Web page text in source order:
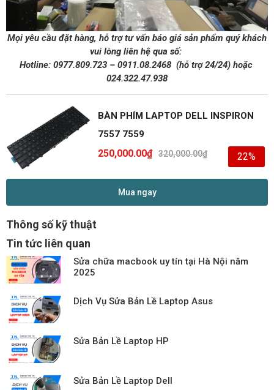
Mọi yêu cầu đặt hàng, hỗ trợ tư vấn báo giá sản phẩm quý khách
vui lòng liên hệ qua số:
Hotline: 0977.809.723– 0911.08.2468 (hỗ trợ 24/24)hoặc
024.322.47.938
BÀN PHÍM LAPTOP DELL INSPIRON
7557 7559
320,000.00₫
250,000.00₫ 22%
Mua ngay
Thông số kỹ thuật
Tin tức liên quan
Sửa chữa macbook uy tín tại Hà Nội năm
2025
Dịch Vụ Sửa Bản Lề Laptop Asus
Sửa Bản Lề Laptop HP
Sửa Bản Lề Laptop Dell